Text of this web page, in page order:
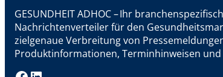
GESUNDHEIT ADHOC – Ihr
Nachrichtenverteiler für den
zielgenaue Verbreitung von
Produktinformationen, Terminhinweisen